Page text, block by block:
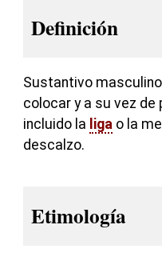
Definición
Sustantivo
colocar y a su vez de
incluido la liga o la
descalzo.
Etimología